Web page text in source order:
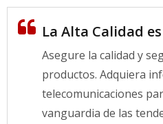
La Alta Calidad
Asegure la calidad y
productos. Adquiera
telecomunicaciones
vanguardia de las